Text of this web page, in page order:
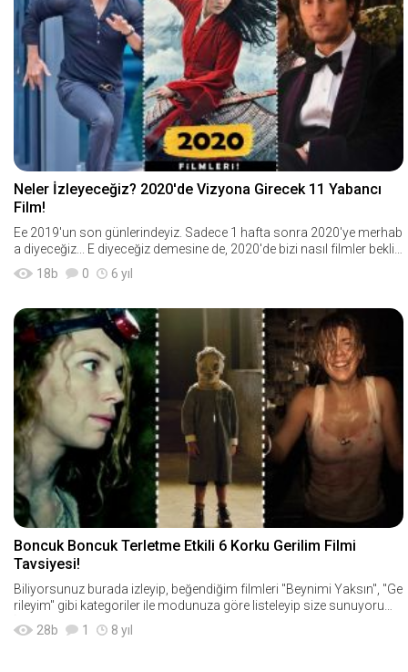
Neler İzleyeceğiz? 2020'de Vizyona Girecek 11 Yabancı
Film!
Ee 2019'un son günlerindeyiz. Sadece 1 hafta sonra 2020'ye merhab
a diyeceğiz... E diyeceğiz demesine de, 2020'de bizi nasıl filmler bekliy
or onlardan haberimiz var
18b 0 6 yıl
Boncuk Boncuk Terletme Etkili 6 Korku Gerilim Filmi
Tavsiyesi!
Biliyorsunuz burada izleyip, beğendiğim filmleri "Beynimi Yaksın", "Ge
rileyim" gibi kategoriler ile modunuza göre listeleyip size sunuyorum.
İstatistiklere
28b 1 8 yıl